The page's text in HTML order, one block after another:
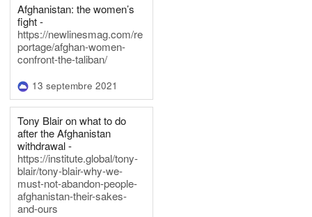
Afghanistan: the women’s
fight -
https://newlinesmag.com/re
portage/afghan-women-
confront-the-taliban/
13 septembre 2021
Tony Blair on what to do
after the Afghanistan
withdrawal -
https://institute.global/tony-
blair/tony-blair-why-we-
must-not-abandon-people-
afghanistan-their-sakes-
and-ours